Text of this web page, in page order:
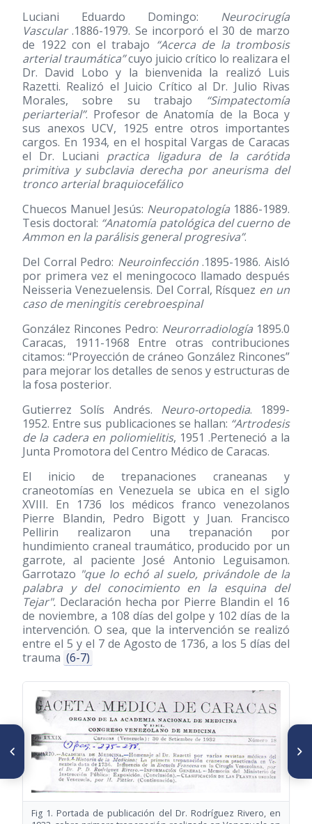
Luciani Eduardo Domingo: Neurocirugía
Vascular.1886-1979. Se incorporó el 30 de marzo
de 1922 con el trabajo “Acerca de la trombosis
arterial traumática”cuyo juicio crítico lo realizara el
Dr. David Lobo y la bienvenida la realizó Luis
Razetti. Realizó el Juicio Crítico al Dr. Julio Rivas
Morales, sobre su trabajo “Simpatectomía
periarterial”. Profesor de Anatomía de la Boca y
sus anexos UCV, 1925 entre otros importantes
cargos. En 1934, en el hospital Vargas de Caracas
el Dr. Luciani practica ligadura de la carótida
primitiva y subclavia derecha por aneurisma del
tronco arterial braquiocefálico
Chuecos Manuel Jesús: Neuropatología 1886-1989.
Tesis doctoral: “Anatomía patológica del cuerno de
Ammon en la parálisis general progresiva”.
Del Corral Pedro: Neuroinfección.1895-1986. Aisló
por primera vez el meningococo llamado después
Neisseria Venezuelensis. Del Corral, Rísquez en un
caso de meningitis cerebroespinal
González Rincones Pedro: Neurorradiología 1895.0
Caracas, 1911-1968 Entre otras contribuciones
citamos: “Proyección de cráneo González Rincones”
para mejorar los detalles de senos y estructuras de
la fosa posterior.
Gutierrez Solís Andrés. Neuro-ortopedia. 1899-
1952. Entre sus publicaciones se hallan: “Artrodesis
de la cadera en poliomielitis, 1951 .Perteneció a la
Junta Promotora del Centro Médico de Caracas.
El inicio de trepanaciones craneanas y
craneotomías en Venezuela se ubica en el siglo
XVIII. En 1736 los médicos franco venezolanos
Pierre Blandin, Pedro Bigott y Juan. Francisco
Pellirin realizaron una trepanación por
hundimiento craneal traumático, producido por un
garrote, al paciente José Antonio Leguisamon.
Garrotazo "que lo echó al suelo, privándole de la
palabra y del conocimiento en la esquina del
Tejar". Declaración hecha por Pierre Blandin el 16
de noviembre, a 108 días del golpe y 102 días de la
intervención. O sea, que la intervención se realizó
entre el 5 y el 7 de Agosto de 1736, a los 5 días del
trauma (6-7)
Fig 1. Portada de publicación del Dr. Rodríguez Rivero, en
ARTÍCULO ANTERIOR
Francisco de Miranda y la
medicina
SIGUIENTE ARTÍCULO
Lisandro Alvarado.
Actualización de su obra en el
siglo XXI